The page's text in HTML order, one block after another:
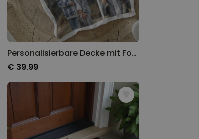
Personalisierbare Decke mit Fotocollage
€ 39,99